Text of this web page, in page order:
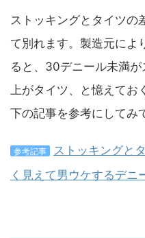
ストッキングとタイツの
て別れます。製造元によ
ると、30デニール未満
上がタイツ、と憶えてお
下の記事を参考にしてみ
参考記事
ストッキングと
く見えて男ウケするデニ